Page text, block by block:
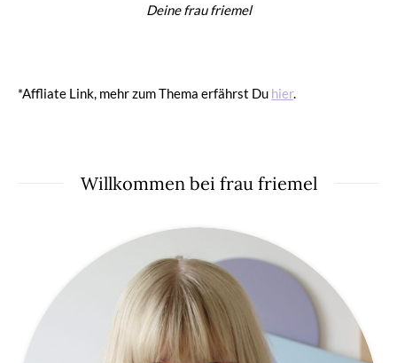
Deine frau friemel
*Affliate Link, mehr zum Thema erfährst Du hier.
Willkommen bei frau friemel